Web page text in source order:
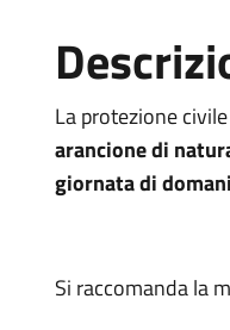
La protezione
arancione di
giornata di
Si raccomanda la